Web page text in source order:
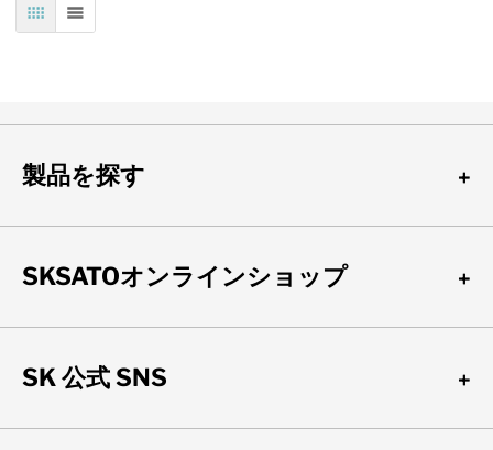
表 リスト
製品を探す
SKSATOオンラインショップ
SK 公式 SNS